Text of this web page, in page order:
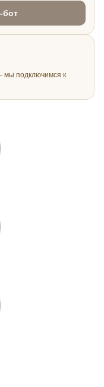
бот
мы подключимся к